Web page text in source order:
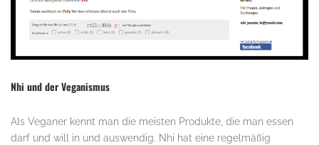
Nhi und der Veganismus
Als Veganer kennt man die meisten Produkte, die man essen
darf und will in und auswendig. Nhi hat eine regelmäßig